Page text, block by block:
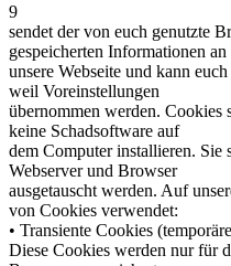
9
sendet der von euch genutzte
gespeicherten Informationen an
unsere Webseite und kann
weil Voreinstellungen
übernommen werden. Cookies
keine Schadsoftware auf
dem Computer installieren. Sie
Webserver und Browser
ausgetauscht werden. Auf
von Cookies verwendet:
• Transiente Cookies
Diese Cookies werden nur für